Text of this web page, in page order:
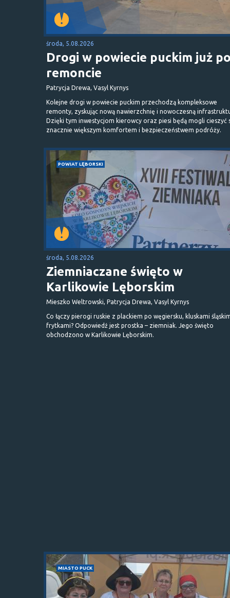
środa, 5.08.2026
Drogi w powiecie puckim już
remoncie
Patrycja Drewa, Vasyl Kyrnys
Kolejne drogi w powiecie puckim przechodzą kompleksowe
remonty, zyskując nową nawierzchnię i nowoczesną
Dzięki tym inwestycjom kierowcy oraz piesi będą mogli cieszyć
znacznie większym komfortem i bezpieczeństwem podróży.
POWIAT LĘBORSKI
środa, 5.08.2026
Ziemniaczane święto w
Karlikowie Lęborskim
Mieszko Weltrowski, Patrycja Drewa, Vasyl Kyrnys
Co łączy pierogi ruskie z plackiem po węgiersku, kluskami
frytkami? Odpowiedź jest prostka – ziemniak. Jego święto
obchodzono w Karlikowie Lęborskim.
MIASTO PUCK